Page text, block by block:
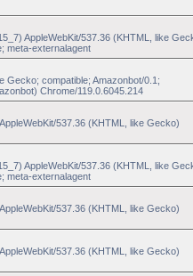
AppleWebKit/537.36 (KHTML, like
meta-externalagent
Gecko; compatible; Amazonbot/0.1;
Chrome/119.0.6045.214
537.36 (KHTML, like Gecko)
AppleWebKit/537.36 (KHTML, like
meta-externalagent
537.36 (KHTML, like Gecko)
537.36 (KHTML, like Gecko)